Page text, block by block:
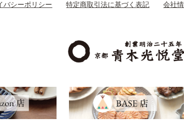
バシーポリシー 特定商取引法に基づく表記 会社